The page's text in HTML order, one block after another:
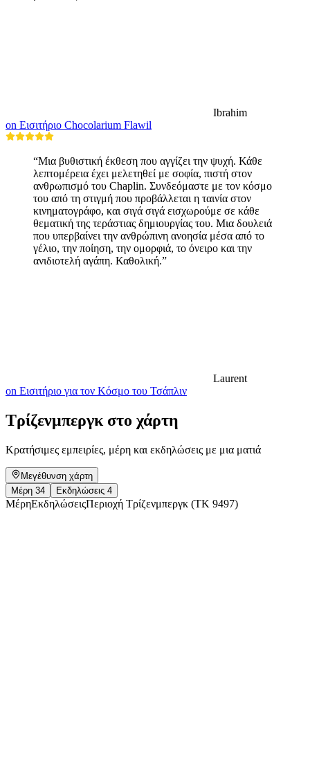
Ibrahim
on Εισιτήριο Chocolarium Flawil
“Μια βυθιστική έκθεση που αγγίζει την ψυχή. Κάθε
λεπτομέρεια έχει μελετηθεί με σοφία, πιστή στον
ανθρωπισμό του Chaplin. Συνδεόμαστε με τον κόσμο
του από τη στιγμή που προβάλλεται η ταινία στον
κινηματογράφο, και σιγά σιγά εισχωρούμε σε κάθε
θεματική της τεράστιας δημιουργίας του. Μια δουλειά
που υπερβαίνει την ανθρώπινη ανοησία μέσα από το
γέλιο, την ποίηση, την ομορφιά, το όνειρο και την
ανιδιοτελή αγάπη. Καθολική.”
Laurent
on Εισιτήριο για τον Κόσμο του Τσάπλιν
Τρίζενμπεργκ στο χάρτη
Κρατήσιμες εμπειρίες, μέρη και εκδηλώσεις με μια ματιά
Μεγέθυνση χάρτη
Μέρη 34 Εκδηλώσεις 4
ΜέρηΕκδηλώσειςΠεριοχή Τρίζενμπεργκ (ΤΚ 9497)